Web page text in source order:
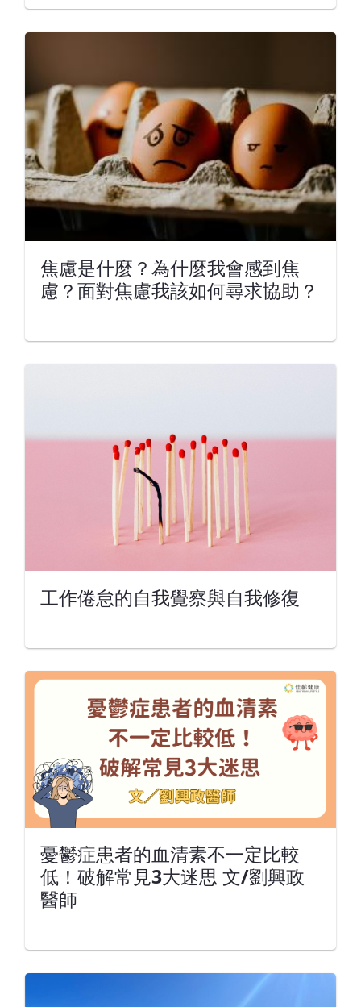
焦慮是什麼？為什麼我會感到焦
慮？面對焦慮我該如何尋求協助？
工作倦怠的自我覺察與自我修復
憂鬱症患者的血清素不一定比較
低！破解常見3大迷思 文/劉興政
醫師